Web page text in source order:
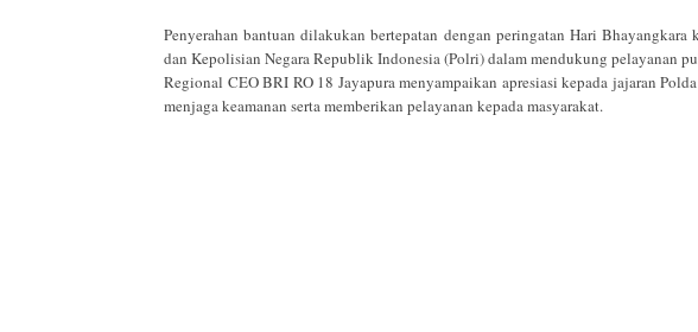
Penyerahan bantuan dilakukan bertepatan dengan peringatan Hari
dan Kepolisian Negara Republik Indonesia (Polri) dalam mendukung pelayanan
Regional CEO BRI RO 18 Jayapura menyampaikan apresiasi kepada jajaran
menjaga keamanan serta memberikan pelayanan kepada masyarakat.